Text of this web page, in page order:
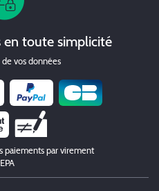
en toute simplicité
vos données
Chèque
paiements par virement